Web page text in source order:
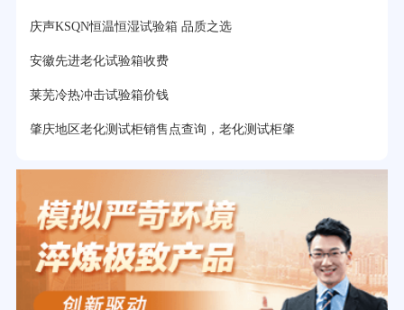
庆声KSQN恒温恒湿试验箱 品质之选
安徽先进老化试验箱收费
莱芜冷热冲击试验箱价钱
肇庆地区老化测试柜销售点查询，老化测试柜肇